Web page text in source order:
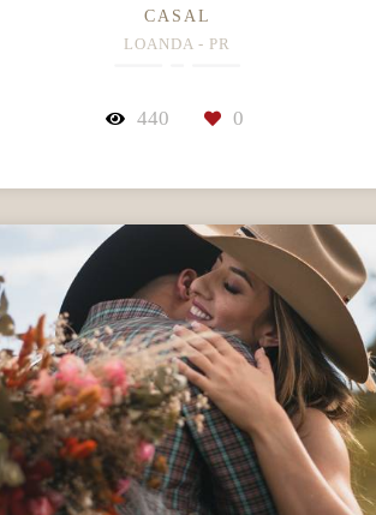
CASAL
LOANDA - PR
440 0